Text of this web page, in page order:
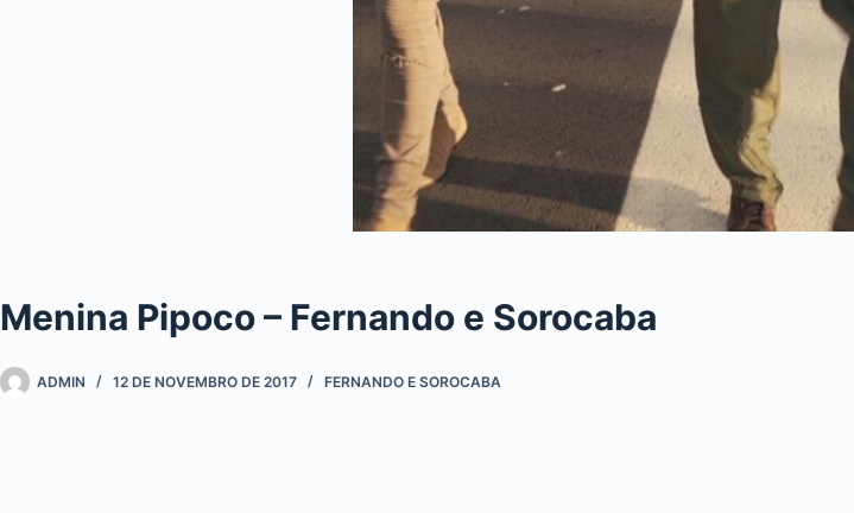
Menina Pipoco – Fernando e Sorocaba
ADMIN 12 DE NOVEMBRO DE 2017 FERNANDO E SOROCABA